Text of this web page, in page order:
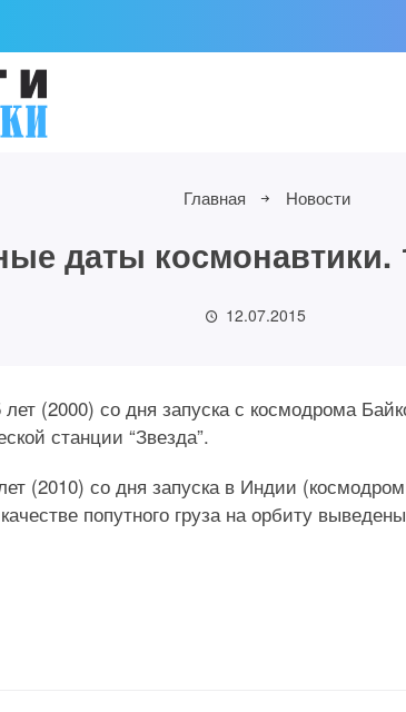
Главная Новости
даты космонавтики.
12.07.2015
(2000) со дня запуска с космодрома
станции “Звезда”.
(2010) со дня запуска в Индии
попутного груза на орбиту